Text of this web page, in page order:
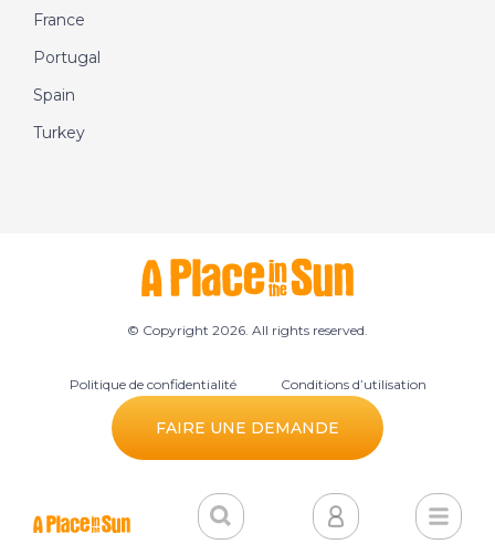
FAIRE UNE DEMANDE
France
Portugal
Spain
Turkey
© Copyright 2026. All rights reserved.
Politique de confidentialité Conditions d’utilisation
Préférences des cookies